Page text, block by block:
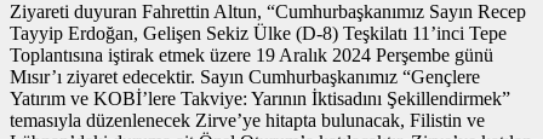
Ziyareti duyuran Fahrettin Altun, “Cumhurbaşkanımız Sayın Recep
Tayyip Erdoğan, Gelişen Sekiz Ülke (D-8) Teşkilatı 11’inci Tepe
Toplantısına iştirak etmek üzere 19 Aralık 2024 Perşembe günü
Mısır’ı ziyaret edecektir. Sayın Cumhurbaşkanımız “Gençlere
Yatırım ve KOBİ’lere Takviye: Yarının İktisadını Şekillendirmek”
temasıyla düzenlenecek Zirve’ye hitapta bulunacak, Filistin ve